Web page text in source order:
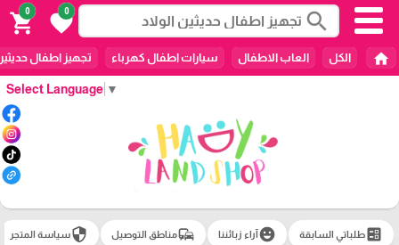
Select Language ▼
search
0
favorite
0
shopping_cart
home الكل العاب الاطفال سيارات اطفال كهرباء تجهيز اطفال
ballotطلباتي السابقة emoji_emotionsآراء زبائننا commuteمناطق التوصيل securityسياسة المتجر